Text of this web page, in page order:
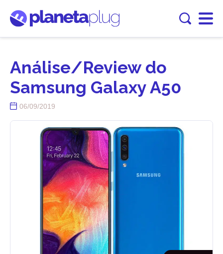
Análise/Review do
Samsung Galaxy A50
06/09/2019